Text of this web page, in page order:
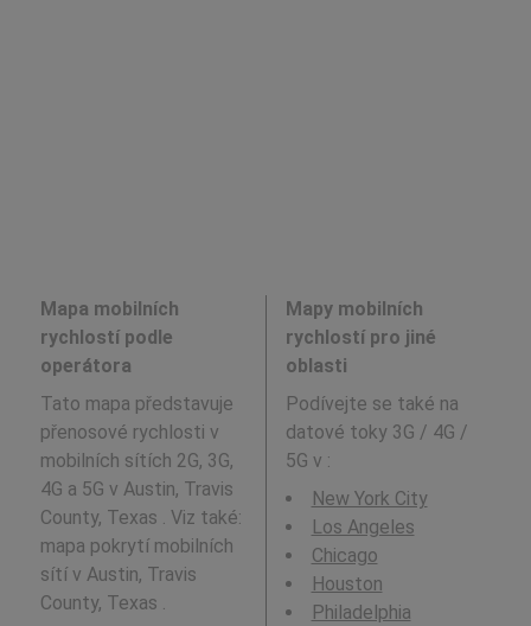
Mapa mobilních
rychlostí podle
operátora
Tato mapa představuje
přenosové rychlosti v
mobilních sítích 2G, 3G,
4G a 5G v Austin, Travis
County, Texas . Viz také:
mapa pokrytí mobilních
sítí v Austin, Travis
County, Texas .
Mapy mobilních
rychlostí pro jiné
oblasti
Podívejte se také na
datové toky 3G / 4G /
5G v :
New York City
Los Angeles
Chicago
Houston
Philadelphia